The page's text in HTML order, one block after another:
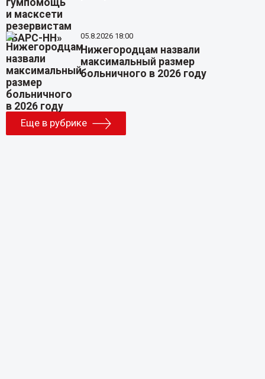
05.8.2026 18:00
Нижегородцам назвали
максимальный размер
больничного в 2026 году
Еще в рубрике